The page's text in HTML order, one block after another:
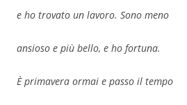
e ho trovato un lavoro. Sono meno
ansioso e più bello, e ho fortuna.
È primavera ormai e passo il tempo